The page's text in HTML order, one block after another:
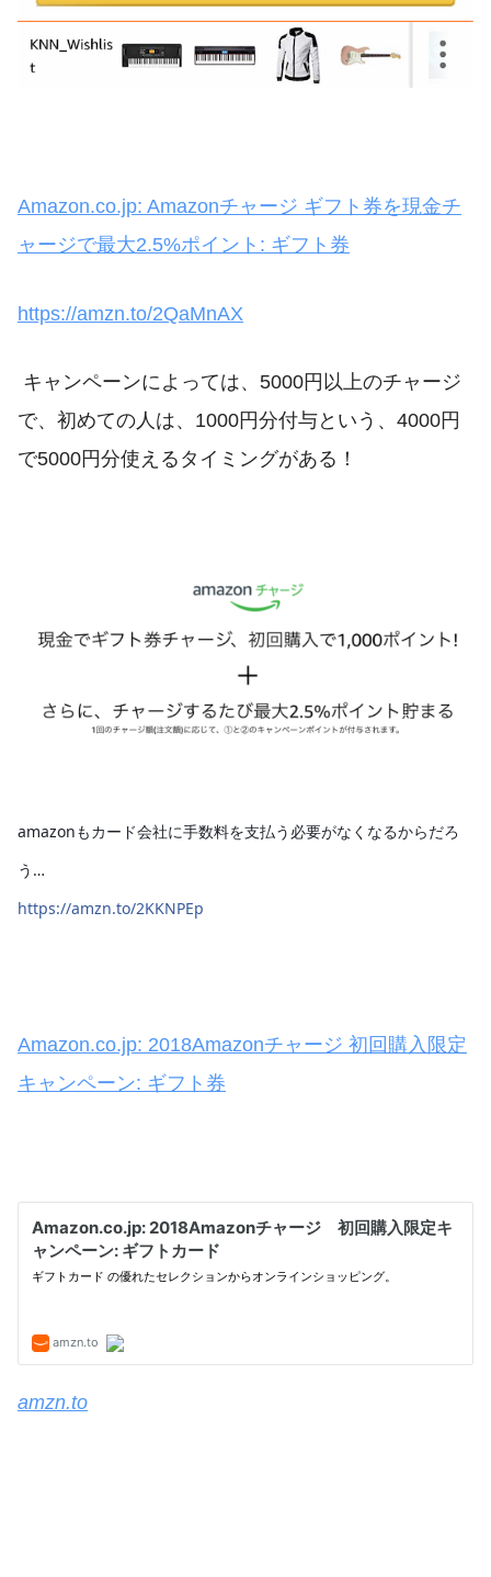
Amazon.co.jp: Amazonチャージ ギフト券を現金チ
ャージで最大2.5%ポイント: ギフト券
https://amzn.to/2QaMnAX
キャンペーンによっては、5000円以上のチャージ
で、初めての人は、1000円分付与という、4000円
で5000円分使えるタイミングがある！
amazonもカード会社に手数料を支払う必要がなくなるからだろ
う…
https://amzn.to/2KKNPEp
Amazon.co.jp: 2018Amazonチャージ 初回購入限定
キャンペーン: ギフト券
amzn.to